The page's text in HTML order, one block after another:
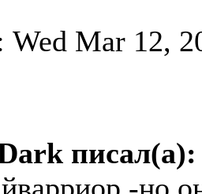
Wed Mar 12,
писал(а):